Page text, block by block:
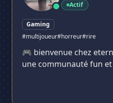
Actif
Gaming
#multijoueur#horreur#rire
🎮 bienvenue chez
une communauté fun